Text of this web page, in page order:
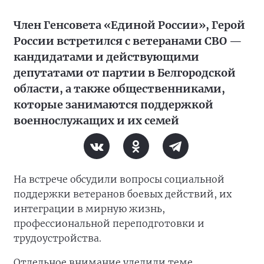
Член Генсовета «Единой России», Герой
России встретился с ветеранами СВО —
кандидатами и действующими
депутатами от партии в Белгородской
области, а также общественниками,
которые занимаются поддержкой
военнослужащих и их семей
На встрече обсудили вопросы социальной
поддержки ветеранов боевых действий, их
интеграции в мирную жизнь,
профессиональной переподготовки и
трудоустройства.